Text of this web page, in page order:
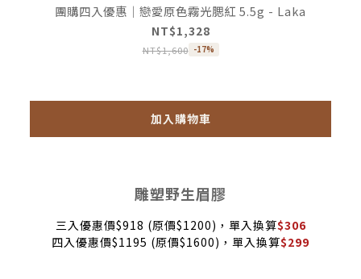
團購四入優惠｜戀愛原色霧光腮紅 5.5g - Laka
NT$1,328
NT$1,600 -17%
加入購物車
雕塑野生眉膠
三入優惠價$918 (原價$1200)，單入換算$306
四入優惠價$1195 (原價$1600)，單入換算$299